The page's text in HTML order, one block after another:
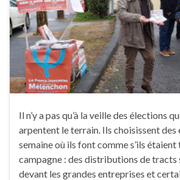
Il n’y a pas qu’à la veille des élections
arpentent le terrain. Ils choisissent des
semaine où ils font comme s’ils étaient
campagne : des distributions de tracts
devant les grandes entreprises et